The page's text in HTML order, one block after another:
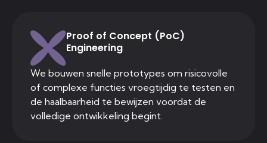
Proof of Concept (PoC)
Engineering
We bouwen snelle prototypes om risicovolle
of complexe functies vroegtijdig te testen en
de haalbaarheid te bewijzen voordat de
volledige ontwikkeling begint.